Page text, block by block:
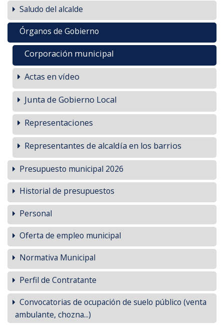
Saludo del alcalde
Órganos de Gobierno
Corporación municipal
Actas en vídeo
Junta de Gobierno Local
Representaciones
Representantes de alcaldía en los barrios
Presupuesto municipal 2026
Historial de presupuestos
Personal
Oferta de empleo municipal
Normativa Municipal
Perfil de Contratante
Convocatorias de ocupación de suelo público (venta
ambulante, chozna...)